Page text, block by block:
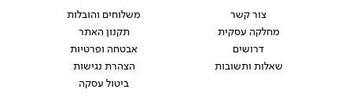
צור קשר
מחלקה עסקית
דרושים
שאלות ותשובות
משלוחים והובלות
תקנון האתר
אבטחה ופרטיות
הצהרת נגישות
ביטול עסקה